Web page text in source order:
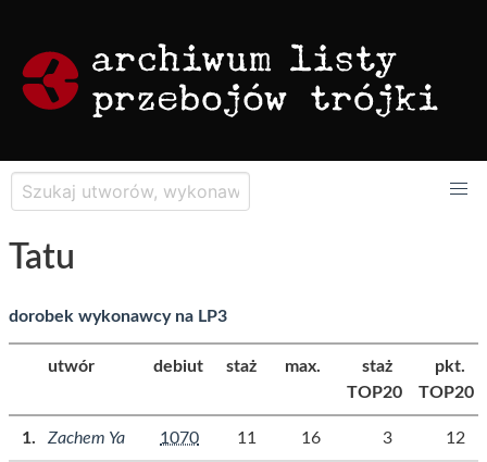
Tatu
dorobek wykonawcy na LP3
utwór debiut staż max.
staż
TOP20
pkt.
TOP20
Zachem Ya 1070 11 16 3 12